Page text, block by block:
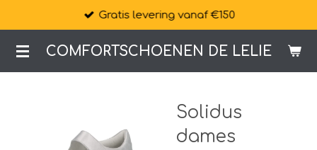
naar
de
COMFORTSCHOENEN DE LELIE
Gratis levering vanaf €150
Solidus
dames